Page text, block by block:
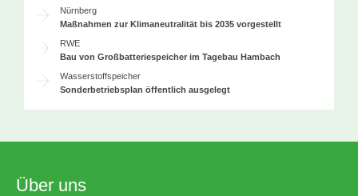
Nürnberg
Maßnahmen zur Klimaneutralität bis 2035 vorgestellt
RWE
Bau von Großbatteriespeicher im Tagebau Hambach
Wasserstoffspeicher
Sonderbetriebsplan öffentlich ausgelegt
Über uns